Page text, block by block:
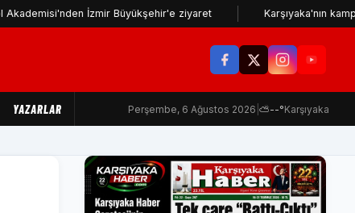
İzmir Büyükşehir'e ziyaret Karşıyaka'nın kamp
YAZARLAR Perşembe, 6 Ağustos 2026 ⛅--°Karşıyaka